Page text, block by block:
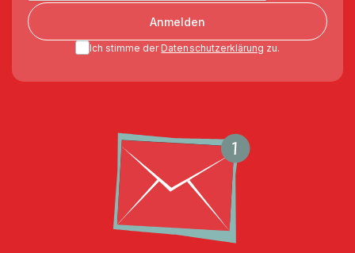
Anmelden
Ich stimme der Datenschutzerklärung zu.